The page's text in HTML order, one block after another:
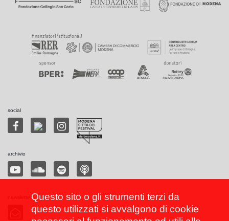
social
archivio
Questo sito o gli strumenti terzi da
questo utilizzati si avvalgono di cookie